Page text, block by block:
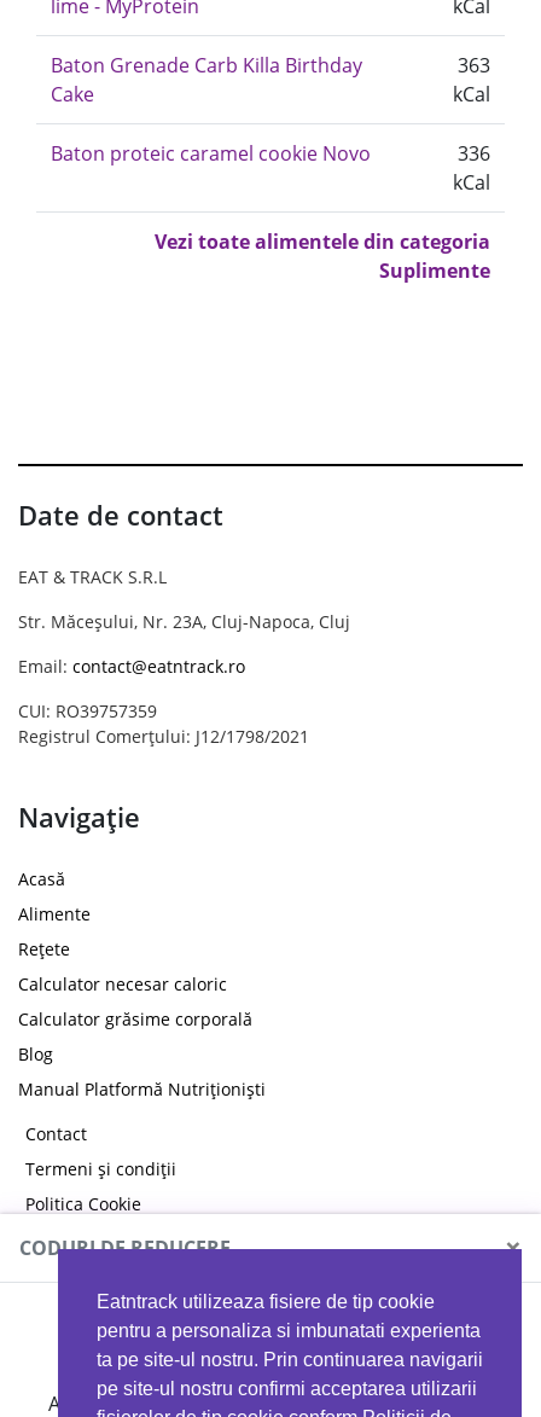
Eatntrack utilizeaza fisiere de tip cookie
pentru a personaliza si imbunatati experienta
ta pe site-ul nostru. Prin continuarea navigarii
pe site-ul nostru confirmi acceptarea utilizarii
lime - MyProtein
kCal
Baton Grenade Carb Killa Birthday
Cake
363
kCal
Baton proteic caramel cookie Novo
336
kCal
Vezi toate alimentele din categoria
Suplimente
Date de contact
EAT & TRACK S.R.L
Str. Măceșului, Nr. 23A, Cluj-Napoca, Cluj
Email: contact@eatntrack.ro
CUI: RO39757359
Registrul Comerțului: J12/1798/2021
Navigație
Acasă
Alimente
Rețete
Calculator necesar caloric
Calculator grăsime corporală
Blog
Manual Platformă Nutriționiști
Contact
Termeni și condiții
Politica Cookie
Politica de confidențialitate
CODURI DE REDUCERE ×
MYPROTEIN
Ai 40%reducere la orice comandă folosind codul